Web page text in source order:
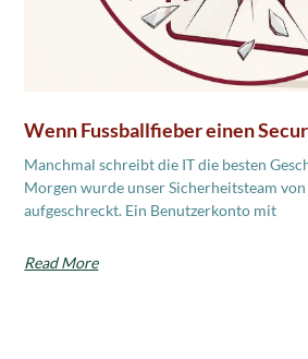
Wenn Fussballfieber einen
Manchmal schreibt die IT die besten
Morgen wurde unser Sicherheitsteam
aufgeschreckt. Ein Benutzerkonto mit
Read More